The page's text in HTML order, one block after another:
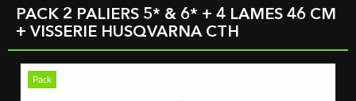
PACK 2 PALIERS 5* & 6* + 4 LAMES 46 CM
+ VISSERIE HUSQVARNA CTH
Pack